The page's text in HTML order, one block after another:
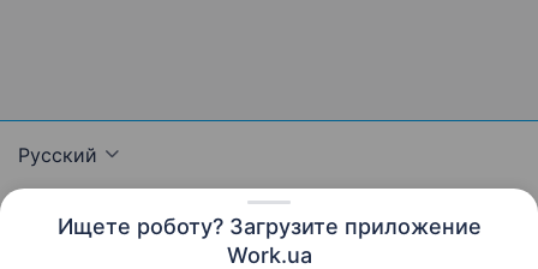
Ищете роботу? Загрузите приложение
Work.ua
Русский